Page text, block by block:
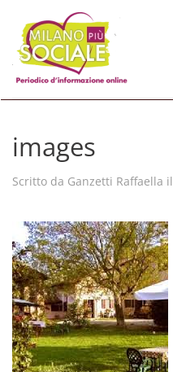
Skip to main content
images
Scritto da Ganzetti Raffaella il